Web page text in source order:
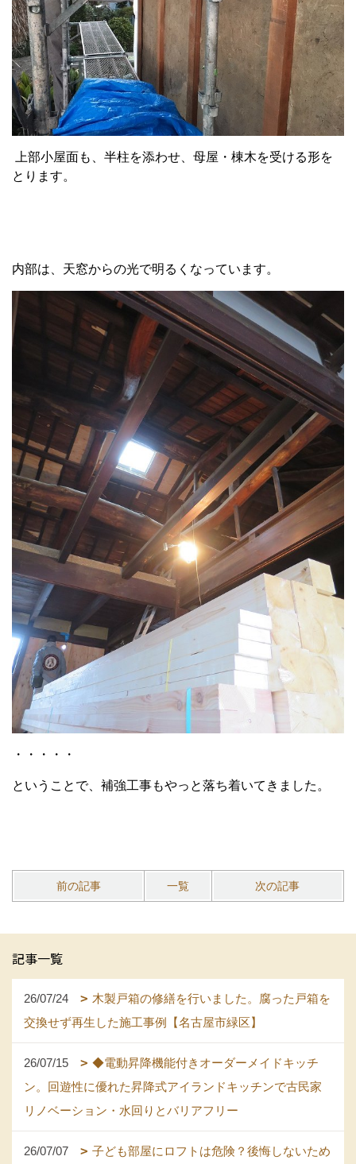
上部小屋面も、半柱を添わせ、母屋・棟木を受ける形を
とります。
内部は、天窓からの光で明るくなっています。
・・・・・
ということで、補強工事もやっと落ち着いてきました。
前の記事 一覧 次の記事
記事一覧
26/07/24
木製戸箱の修繕を行いました。腐った戸箱を
交換せず再生した施工事例【名古屋市緑区】
26/07/15
◆電動昇降機能付きオーダーメイドキッチ
ン。回遊性に優れた昇降式アイランドキッチンで古民家
リノベーション・水回りとバリアフリー
26/07/07
子ども部屋にロフトは危険？後悔しないため